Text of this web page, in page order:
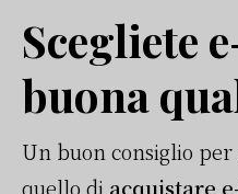
Scegliete
buona
Un buon consiglio
quello di acquistare